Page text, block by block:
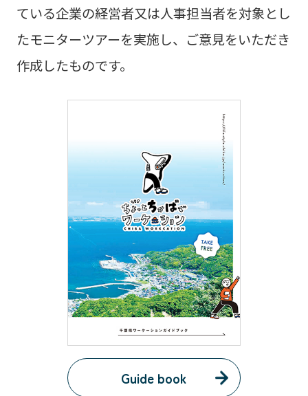
ている企業の経営者又は人事担当者を対象とし
たモニターツアーを実施し、 ご意見をいただき
作成したものです。
Guide book